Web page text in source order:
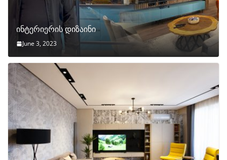
ინტერიერის დიზაინი
June 3, 2023